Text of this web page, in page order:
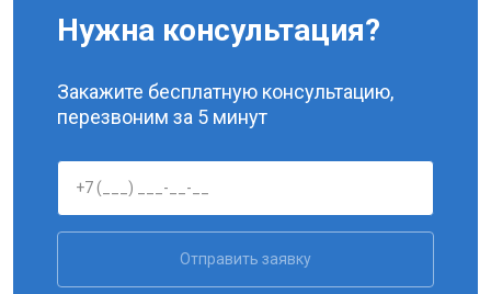
Нужна консультация?
Закажите бесплатную консультацию,
перезвоним за 5 минут
Отправить заявку